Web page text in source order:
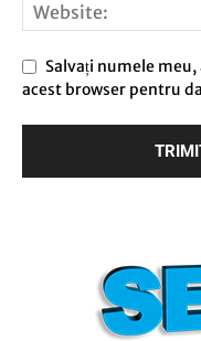
Salvați numele
acest browser pentru